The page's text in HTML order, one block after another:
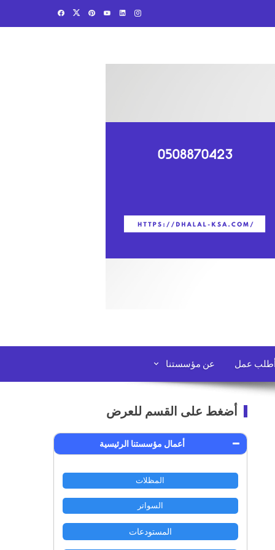
أطلب عمل عن مؤسستنا
أضغط على القسم للعرض
أعمال مؤسستنا الرئيسية
المظلات
السواتر
المستودعات